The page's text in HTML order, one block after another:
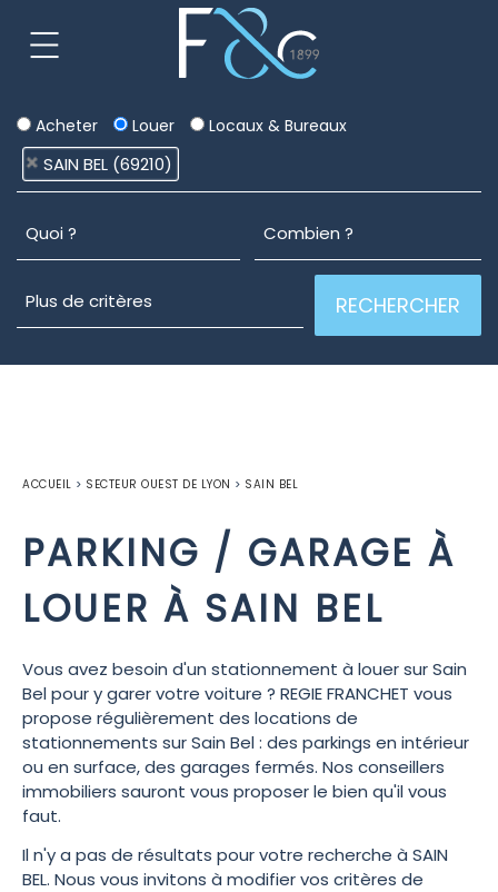
Acheter Louer Locaux & Bureaux
SAIN BEL (69210)
ACCUEIL > SECTEUR OUEST DE LYON > SAIN BEL
PARKING / GARAGE À
LOUER À SAIN BEL
Vous avez besoin d'un stationnement à louer sur Sain
Bel pour y garer votre voiture ? REGIE FRANCHET vous
propose régulièrement des locations de
stationnements sur Sain Bel : des parkings en intérieur
ou en surface, des garages fermés. Nos conseillers
immobiliers sauront vous proposer le bien qu'il vous
faut.
Il n'y a pas de résultats pour votre recherche à SAIN
BEL. Nous vous invitons à modifier vos critères de